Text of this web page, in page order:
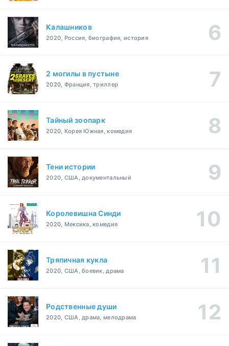
Калашников
2020, Россия, биография, история
2 могилы в пустыне
2020, Франция, триллер
Тайный зоопарк
2020, Корея Южная, комедия
Тени истории
2020, США, документальный
Королевишна Синди
2020, Мексика, комедия
Тряпичная кукла
2020, США, боевик, драма
Родственные души
2020, США, драма, мелодрама